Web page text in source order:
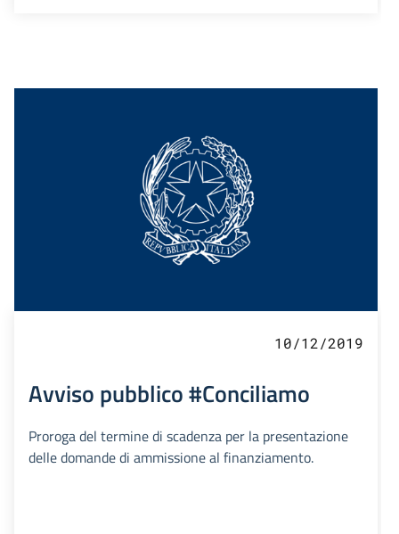
10/12/2019
Avviso pubblico #Conciliamo
Proroga del termine di scadenza per la presentazione
delle domande di ammissione al finanziamento.